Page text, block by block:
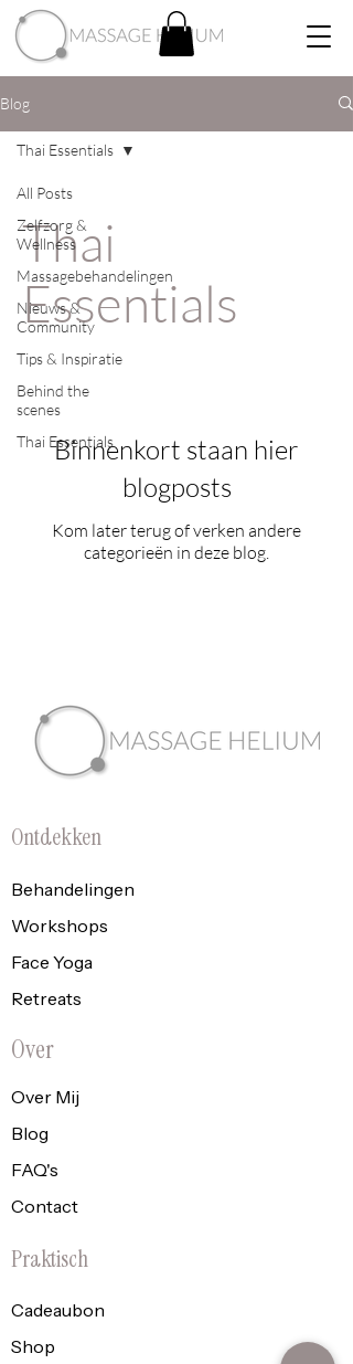
Blog
All Posts
Zelfzorg &
Wellness
Massagebehandelingen
Nieuws &
Community
Tips & Inspiratie
Behind the
scenes
Thai Essentials
Thai Essentials
Thai
Essentials
Binnenkort staan hier
blogposts
Kom later terug of verken andere
categorieën in deze blog.
Ontdekken
Behandelingen
Workshops
Face Yoga
Retreats
Over
Over Mij
Blog
FAQ's
Contact
Praktisch
Cadeaubon
Shop